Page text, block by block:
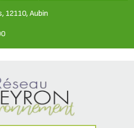
12110, Aubin